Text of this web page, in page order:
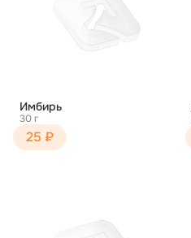
Имбирь
30 г
25 ₽